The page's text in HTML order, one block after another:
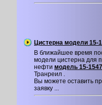
Цистерна модели 15-
В ближайшее время
модели цистерна для
нефти модель 15-1547
Транреил .
Вы можете оставить
заявку ...